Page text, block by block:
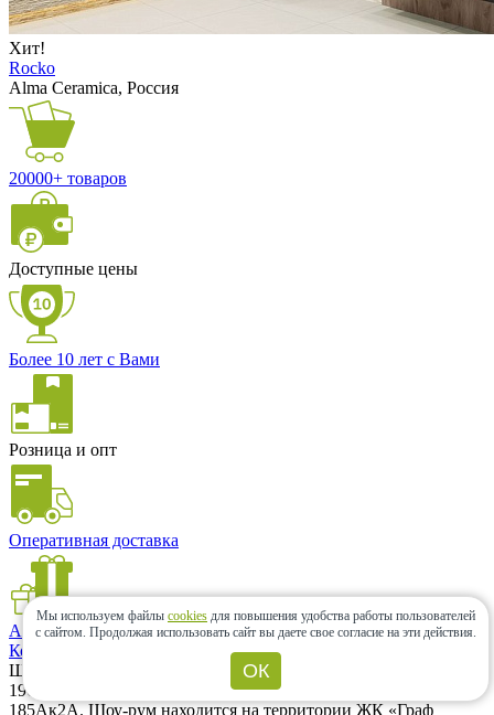
Хит!
Rocko
Alma Ceramica, Россия
20000+ товаров
Доступные цены
Более 10 лет с Вами
Розница и опт
Оперативная доставка
Акции и скидки
Контакты
Шоу-рум
196066, г. Санкт-Петербург, Московский проспект, дом 183–
185Ак2А. Шоу-рум находится на территории ЖК «Граф
Мы используем файлы cookies для повышения удобства работы пользователей
с сайтом. Продолжая использовать сайт вы даете свое согласие на эти действия.
ОК